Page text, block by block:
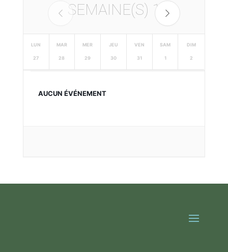
SEMAINE(S) 1
LUN
27
MAR
28
MER
29
JEU
30
VEN
31
SAM
1
DIM
2
AUCUN ÉVÉNEMENT